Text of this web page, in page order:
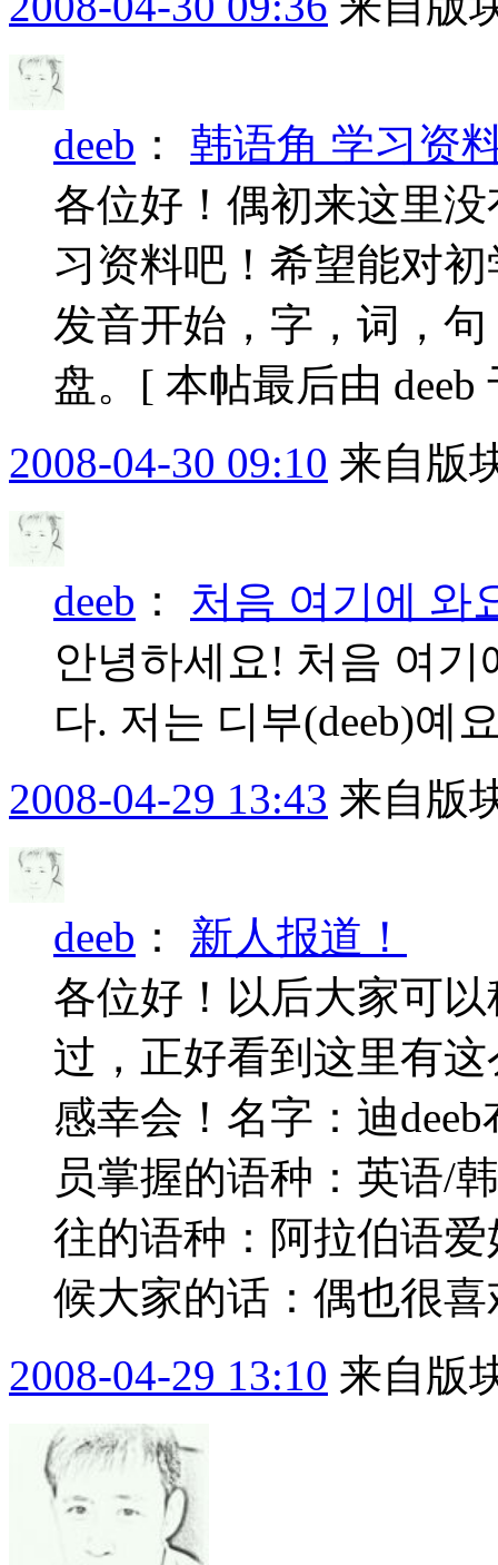
deeb ： 韩语角 学习资
各位好！偶初来这里
习资料吧！希望能对
发音开始，字，词，
盘。[ 本帖最后由 deeb
2008-04-30 09:10 来自版
deeb ： 처음 여기에 와
안녕하세요! 처음 여
다. 저는 디부(deeb)예
2008-04-29 13:43 来自版
deeb ： 新人报道！
各位好！以后大家可以
过，正好看到这里有
感幸会！名字：迪
员掌握的语种：英语/
往的语种：阿拉伯语
候大家的话：偶也很
2008-04-29 13:10 来自版